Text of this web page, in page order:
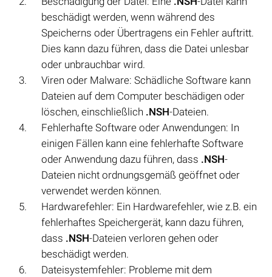
beschädigt werden, wenn während des
Speicherns oder Übertragens ein Fehler auftritt.
Dies kann dazu führen, dass die Datei unlesbar
oder unbrauchbar wird.
Viren oder Malware: Schädliche Software kann
Dateien auf dem Computer beschädigen oder
löschen, einschließlich .NSH-Dateien.
Fehlerhafte Software oder Anwendungen: In
einigen Fällen kann eine fehlerhafte Software
oder Anwendung dazu führen, dass .NSH-
Dateien nicht ordnungsgemäß geöffnet oder
verwendet werden können.
Hardwarefehler: Ein Hardwarefehler, wie z.B. ein
fehlerhaftes Speichergerät, kann dazu führen,
dass .NSH-Dateien verloren gehen oder
beschädigt werden.
Dateisystemfehler: Probleme mit dem